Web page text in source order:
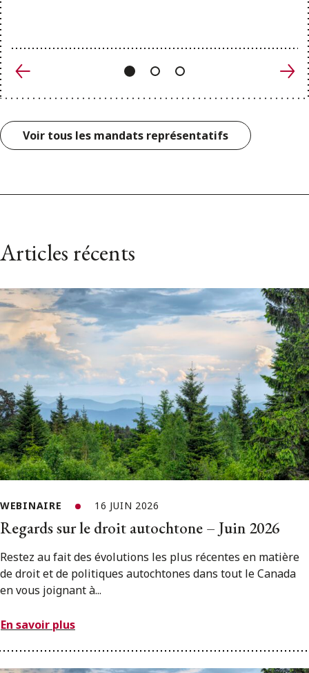
Précédent
Voir tous les mandats représentatifs
Articles récents
WEBINAIRE 16 JUIN 2026
Regards sur le droit autochtone – Juin 2026
Restez au fait des évolutions les plus récentes en matière
de droit et de politiques autochtones dans tout le Canada
en vous joignant à...
En savoir plus